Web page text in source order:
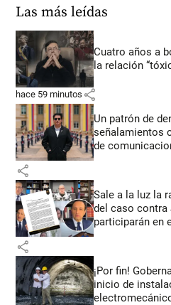
Las más leídas
Cuatro años a
la relación
hace 59 minutos share
Un patrón de
señalamientos
de
share
Sale a la luz la
del caso contra
participarán en
share
¡Por fin!
inicio de